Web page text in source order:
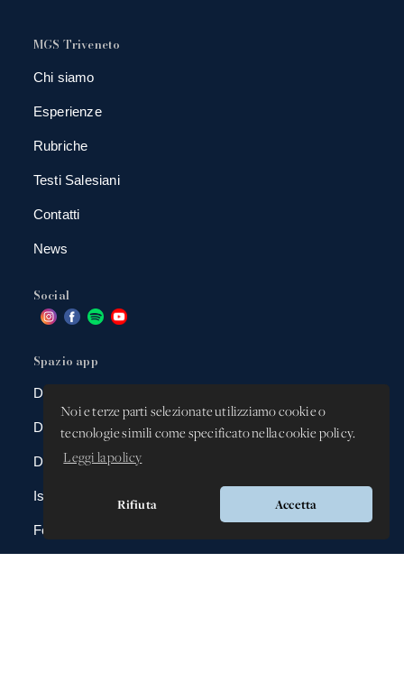
Noi e terze parti selezionate utilizziamo cookie o
tecnologie simili come specificato nella cookie policy.
Leggi la policy
Rifiuta Accetta
MGS Triveneto
Chi siamo
Esperienze
Rubriche
Testi Salesiani
Contatti
News
Social
Spazio app
DBAnima
DBContest
DBDrive
Iscrizioni
Fotografie